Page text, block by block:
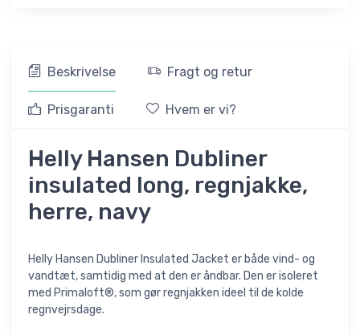
Beskrivelse Fragt og retur
Prisgaranti Hvem er vi?
Helly Hansen Dubliner
insulated long, regnjakke,
herre, navy
Helly Hansen Dubliner Insulated Jacket er både vind- og
vandtæt, samtidig med at den er åndbar. Den er isoleret
med Primaloft®, som gør regnjakken ideel til de kolde
regnvejrsdage.